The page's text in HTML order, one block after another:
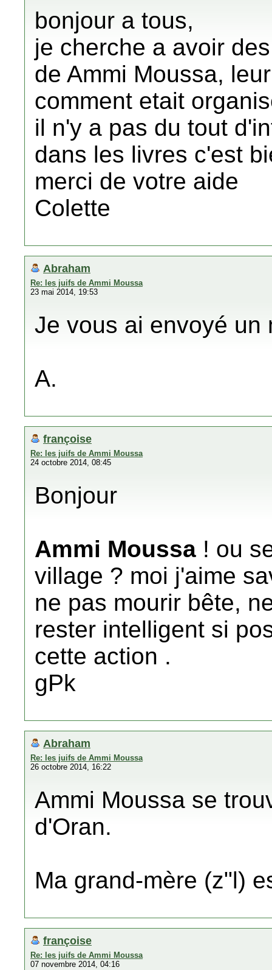
bonjour a tous,
je cherche a avoir
de Ammi Moussa,
comment etait
il n'y a pas du tout
dans les livres c'est
merci de votre aide
Colette
Abraham
Re: les juifs de Ammi Moussa
23 mai 2014, 19:53
Je vous ai envoyé un
A.
françoise
Re: les juifs de Ammi Moussa
24 octobre 2014, 08:45
Bonjour
Ammi Moussa ! ou
village ? moi j'aime
ne pas mourir bête,
rester intelligent si
cette action .
gPk
Abraham
Re: les juifs de Ammi Moussa
26 octobre 2014, 16:22
Ammi Moussa se
d'Oran.
Ma grand-mère (z"l)
françoise
Re: les juifs de Ammi Moussa
07 novembre 2014, 04:16